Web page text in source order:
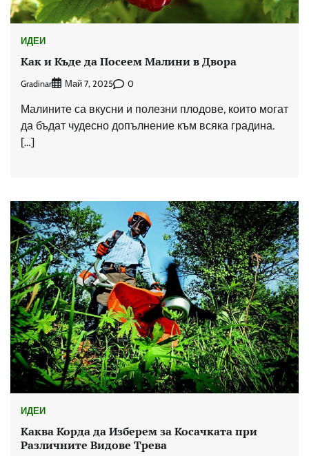
ИДЕИ
Как и Къде да Посеем Малини в Двора
Gradinar Май 7, 2025 0
Малините са вкусни и полезни плодове, които могат
да бъдат чудесно допълнение към всяка градина.
[…]
ИДЕИ
Каква Корда да Изберем за Косачката при
Различните Видове Трева